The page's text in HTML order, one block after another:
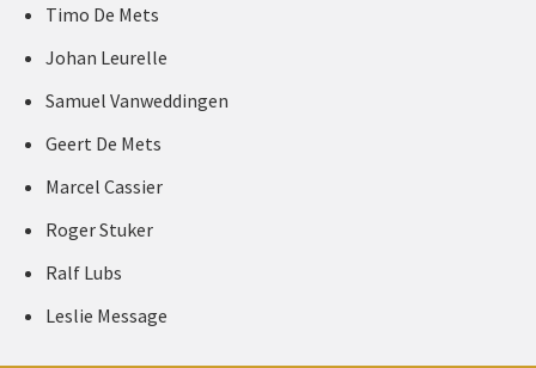
Timo De Mets
Johan Leurelle
Samuel Vanweddingen
Geert De Mets
Marcel Cassier
Roger Stuker
Ralf Lubs
Leslie Message